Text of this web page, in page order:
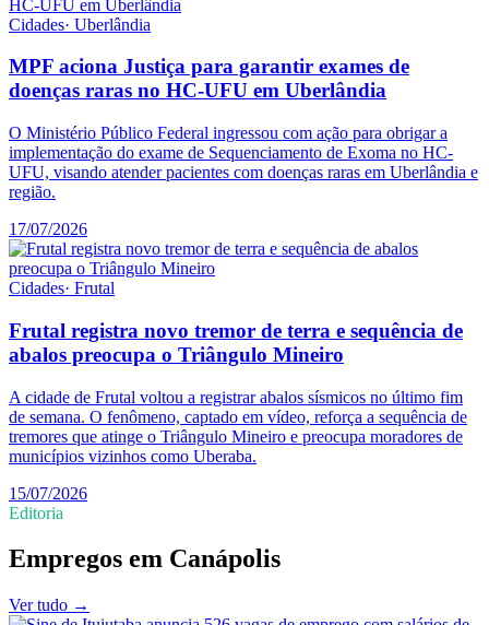
Cidades· Uberlândia
MPF aciona Justiça para garantir exames de
doenças raras no HC-UFU em Uberlândia
O Ministério Público Federal ingressou com ação para obrigar a
implementação do exame de Sequenciamento de Exoma no HC-
UFU, visando atender pacientes com doenças raras em Uberlândia e
região.
17/07/2026
Cidades· Frutal
Frutal registra novo tremor de terra e sequência de
abalos preocupa o Triângulo Mineiro
A cidade de Frutal voltou a registrar abalos sísmicos no último fim
de semana. O fenômeno, captado em vídeo, reforça a sequência de
tremores que atinge o Triângulo Mineiro e preocupa moradores de
municípios vizinhos como Uberaba.
15/07/2026
Editoria
Empregos em Canápolis
Ver tudo →